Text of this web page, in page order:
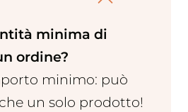
minima di
ordine?
minimo: può
un solo prodotto!